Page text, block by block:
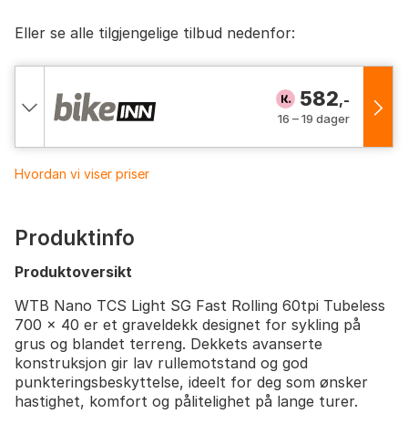
Eller se alle tilgjengelige tilbud nedenfor:
582,-
16 – 19 dager
Hvordan vi viser priser
Produktinfo
Produktoversikt
WTB Nano TCS Light SG Fast Rolling 60tpi Tubeless
700 x 40 er et graveldekk designet for sykling på
grus og blandet terreng. Dekkets avanserte
konstruksjon gir lav rullemotstand og god
punkteringsbeskyttelse, ideelt for deg som ønsker
hastighet, komfort og pålitelighet på lange turer.